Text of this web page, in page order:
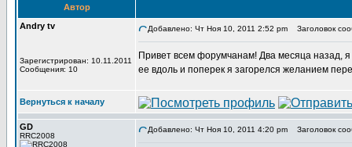
Автор
Andry tv
Зарегистрирован: 10.11.2011
Сообщения: 10
Добавлено: Чт Ноя 10, 2011 2:52 pm Заголовок
Привет всем форумчанам! Два месяца назад,
ее вдоль и поперек я загорелся желанием
Вернуться к началу
GD
RRC2008
Добавлено: Чт Ноя 10, 2011 4:20 pm Заголовок